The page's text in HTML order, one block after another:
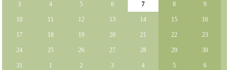
3 4 5 6 7 8 9
10 11 12 13 14 15 16
17 18 19 20 21 22 23
24 25 26 27 28 29 30
31 1 2 3 4 5 6